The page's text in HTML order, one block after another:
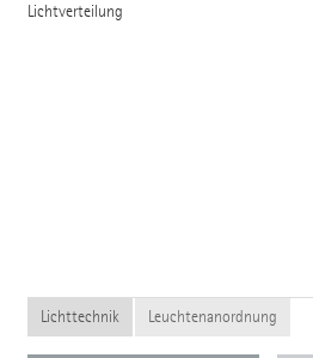
Lichtverteilung
Lichttechnik Leuchtenanordnung